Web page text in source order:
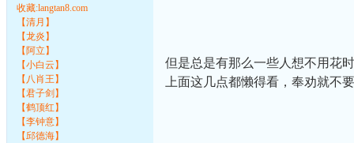
收藏:langtan8.com
【清月】
【龙炎】
【阿立】
【小白云】
【八肖王】
【君子剑】
【鹤顶红】
【李钟意】
【邱德海】
但是总是有那么一些人想不用花
上面这几点都懒得看，奉劝就不